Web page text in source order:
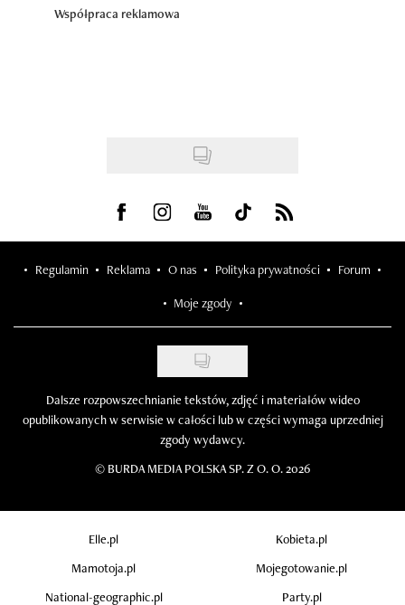
Współpraca reklamowa
Visit us on Facebook
Visit us on Instagram
Visit us on Youtube
Visit us on Tiktok
Visit us on Rss
Regulamin Reklama O nas Polityka prywatności Forum
Moje zgody
Dalsze rozpowszechnianie tekstów, zdjęć i materiałów wideo
opublikowanych w serwisie w całości lub w części wymaga uprzedniej
zgody wydawcy.
© BURDA MEDIA POLSKA SP. Z O. O. 2026
Elle.pl
Kobieta.pl
Mamotoja.pl
Mojegotowanie.pl
National-geographic.pl
Party.pl